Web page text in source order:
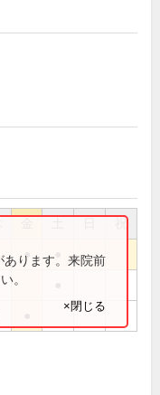
祝
●
あります。来院前
。
×閉じる